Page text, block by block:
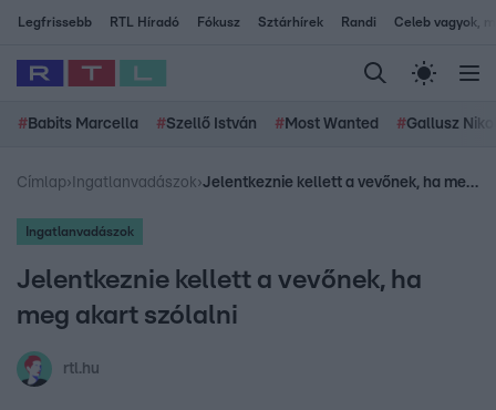
Legfrissebb RTL Híradó Fókusz Sztárhírek Randi Celeb vagyok,
# Babits Marcella #Szellő István # Most Wanted #Gallusz
Címlap› Ingatlanvadászok› Jelentkeznie kellett a vevőnek, ha meg akart szólalni
Ingatlanvadászok
Jelentkeznie kellett a vevőnek, ha
meg akart szólalni
rtl.hu